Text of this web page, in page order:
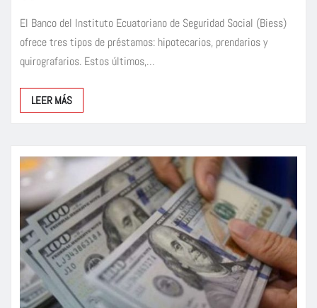
El Banco del Instituto Ecuatoriano de Seguridad Social (Biess)
ofrece tres tipos de préstamos: hipotecarios, prendarios y
quirografarios. Estos últimos,…
LEER MÁS